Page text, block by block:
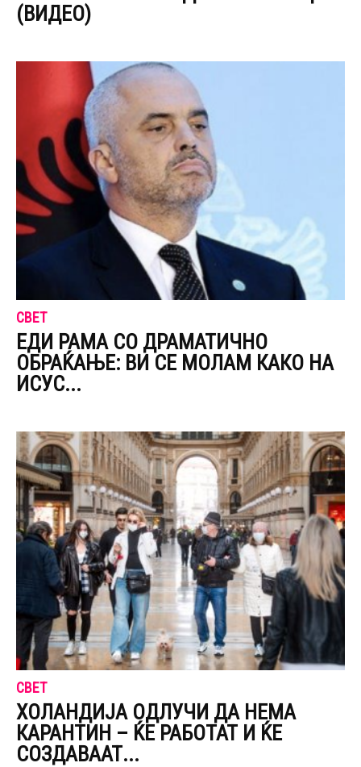
(ВИДЕО)
СВЕТ
ЕДИ РАМА СО ДРАМАТИЧНО
ОБРАЌАЊЕ: ВИ СЕ МОЛАМ КАКО НА
ИСУС...
СВЕТ
ХОЛАНДИЈА ОДЛУЧИ ДА НЕМА
КАРАНТИН – ЌЕ РАБОТАТ И ЌЕ
СОЗДАВААТ...